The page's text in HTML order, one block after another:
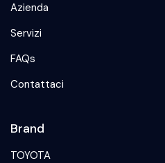
Azienda
Servizi
FAQs
Contattaci
Brand
TOYOTA